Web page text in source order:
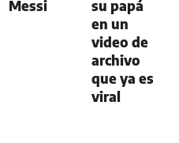
Messi
su papá
en un
video de
archivo
que ya es
viral